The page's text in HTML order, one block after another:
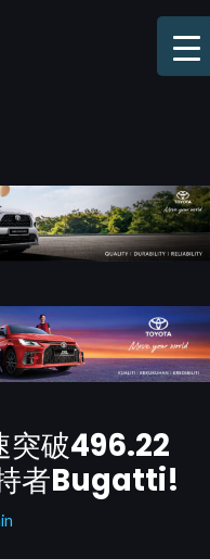
破496.22
者Bugatti!